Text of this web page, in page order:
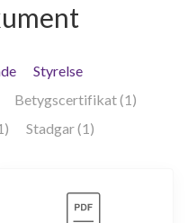
Styrelse
Betygscertifikat (1)
Stadgar (1)